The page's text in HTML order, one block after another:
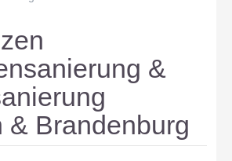
&
& Brandenburg